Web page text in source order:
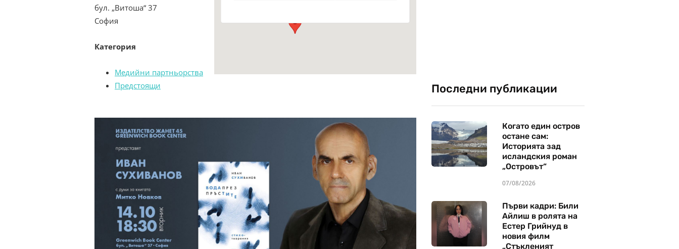
бул. „Витоша“ 37
София
Категория
Медийни партньорства
Предстоящи
Последни публикации
Когато един остров
остане сам:
Историята зад
исландския роман
„Островът“
07/08/2026
Първи кадри: Били
Айлиш в ролята на
Естер Грийнуд в
новия филм
„Стъкленият